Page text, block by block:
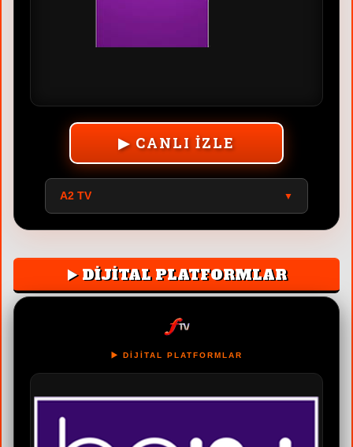
▶ CANLI İZLE
BEYAZ TV ▼
▶️ DİJİTAL PLATFORMLAR
▶️ DİJİTAL PLATFORMLAR